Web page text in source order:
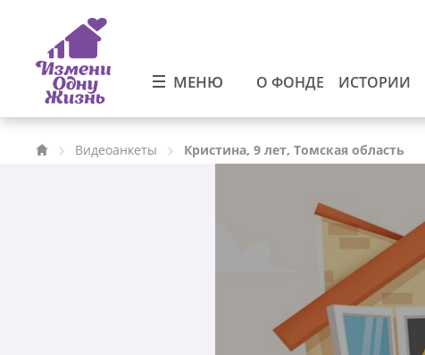
МЕНЮ О ФОНДЕ ИСТОРИИ
Видеоанкеты Кристина, 9 лет, Томская область